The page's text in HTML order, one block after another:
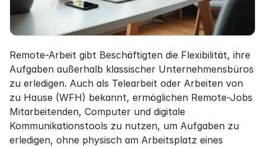
Remote-Arbeit gibt Beschäftigten die Flexibilität, ihre
Aufgaben außerhalb klassischer Unternehmensbüros
zu erledigen. Auch als Telearbeit oder Arbeiten von
zu Hause (WFH) bekannt, ermöglichen Remote-Jobs
Mitarbeitenden, Computer und digitale
Kommunikationstools zu nutzen, um Aufgaben zu
erledigen, ohne physisch am Arbeitsplatz eines